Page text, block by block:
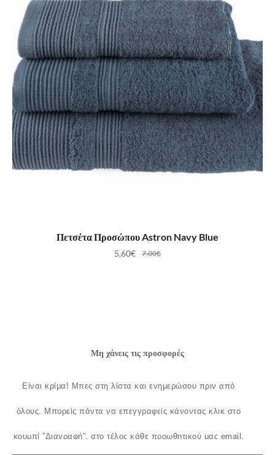
ΠΡΟΣΘΉΚΗ ΣΤΟ ΚΑΛΆΘΙ
Πετσέτα Προσώπου Astron Navy Blue
7,00€
5,60€
Μη χάνεις τις προσφορές
Είναι κρίμα! Μπες στη λίστα και ενημερώσου πριν από
όλους. Μπορείς πάντα να επεγγραφείς κάνοντας κλικ στο
κουμπί ”Διαγραφή”, στο τέλος κάθε προωθητικού μας email.